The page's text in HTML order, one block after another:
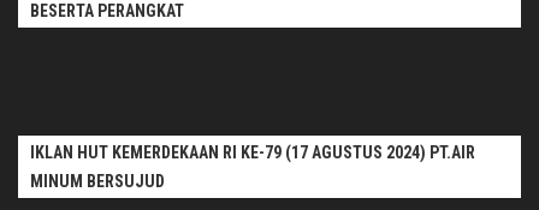
BESERTA PERANGKAT
IKLAN HUT KEMERDEKAAN RI KE-79 (17 AGUSTUS 2024) PT.AIR
MINUM BERSUJUD